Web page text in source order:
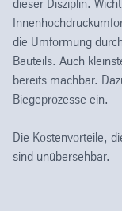
dieser Disziplin.
die Umformung
Bauteils. Auch
bereits machbar.
Biegeprozesse ein.
Die Kostenvorteile,
sind unübersehbar.